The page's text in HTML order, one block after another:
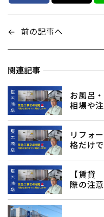
← 前の記事へ
関連記事
お風呂
相場や
リフォ
格だけ
【賃貸
際の注